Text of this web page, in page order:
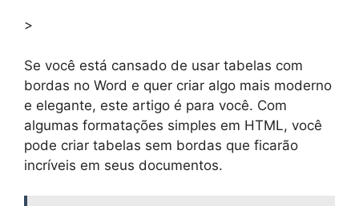
>
Se você está cansado de usar tabelas com
bordas no Word e quer criar algo mais moderno
e elegante, este artigo é para você. Com
algumas formatações simples em HTML, você
pode criar tabelas sem bordas que ficarão
incríveis em seus documentos.